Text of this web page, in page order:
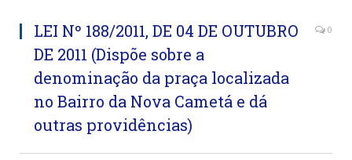
LEI Nº 188/2011, DE 04 DE OUTUBRO
DE 2011 (Dispõe sobre a
denominação da praça localizada
no Bairro da Nova Cametá e dá
outras providências)
0